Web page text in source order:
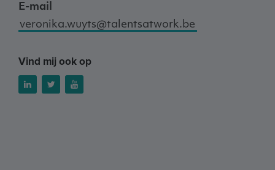
E-mail
veronika.wuyts@talentsatwork.be
Vind mij ook op